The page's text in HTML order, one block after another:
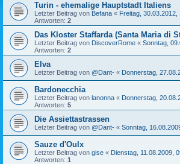
Turin - ehemalige Hauptstadt Italiens
Letzter Beitrag von Befana « Freitag, 30.03.2012,
Antworten: 2
Das Kloster Staffarda (Santa Maria di
Letzter Beitrag von DiscoverRome « Sonntag,
Antworten: 2
Elva
Letzter Beitrag von @Dant- « Donnerstag,
Bardonecchia
Letzter Beitrag von lanonna « Donnerstag,
Antworten: 5
Die Assiettastrassen
Letzter Beitrag von @Dant- « Sonntag,
Sauze d'Oulx
Letzter Beitrag von gise « Dienstag, 11.08.2009,
Antworten: 1